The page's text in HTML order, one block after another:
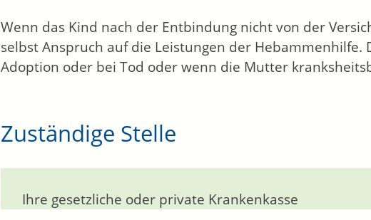
Wenn das Kind nach der Entbindung nicht von der
selbst Anspruch auf die Leistungen der Hebammenhilfe.
Adoption oder bei Tod oder wenn die Mutter
Zuständige Stelle
Ihre gesetzliche oder private Krankenkasse